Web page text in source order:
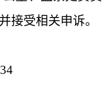
接受相关申诉。